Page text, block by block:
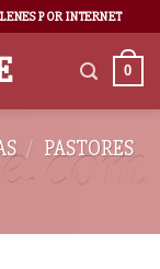
POR INTERNET
0
/ PASTORES